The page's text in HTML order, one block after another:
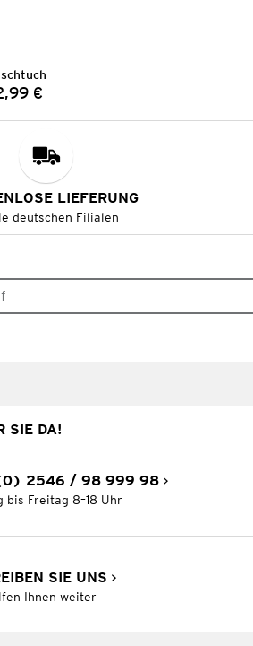
Preis:
€
LIEFERUNG
deutschen Filialen
SIE DA!
2546 / 98 999 98
bis Freitag 8–18 Uhr
SIE UNS
Ihnen weiter